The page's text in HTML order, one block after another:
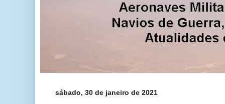
sábado, 30 de janeiro de 2021